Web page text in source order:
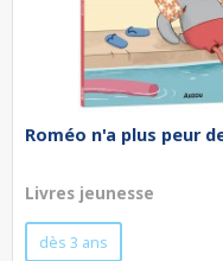
Roméo n'a plus peur
Livres jeunesse
dès 3 ans